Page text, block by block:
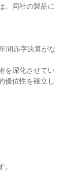
、同社の製品に
間赤字決算がな
を深化させてい
優位性を確立し